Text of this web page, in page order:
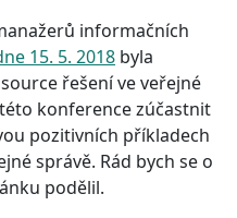
informačních
15. 5. 2018 byla
řešení ve veřejné
konference zúčastnit
pozitivních příkladech
správě. Rád bych se o
podělil.